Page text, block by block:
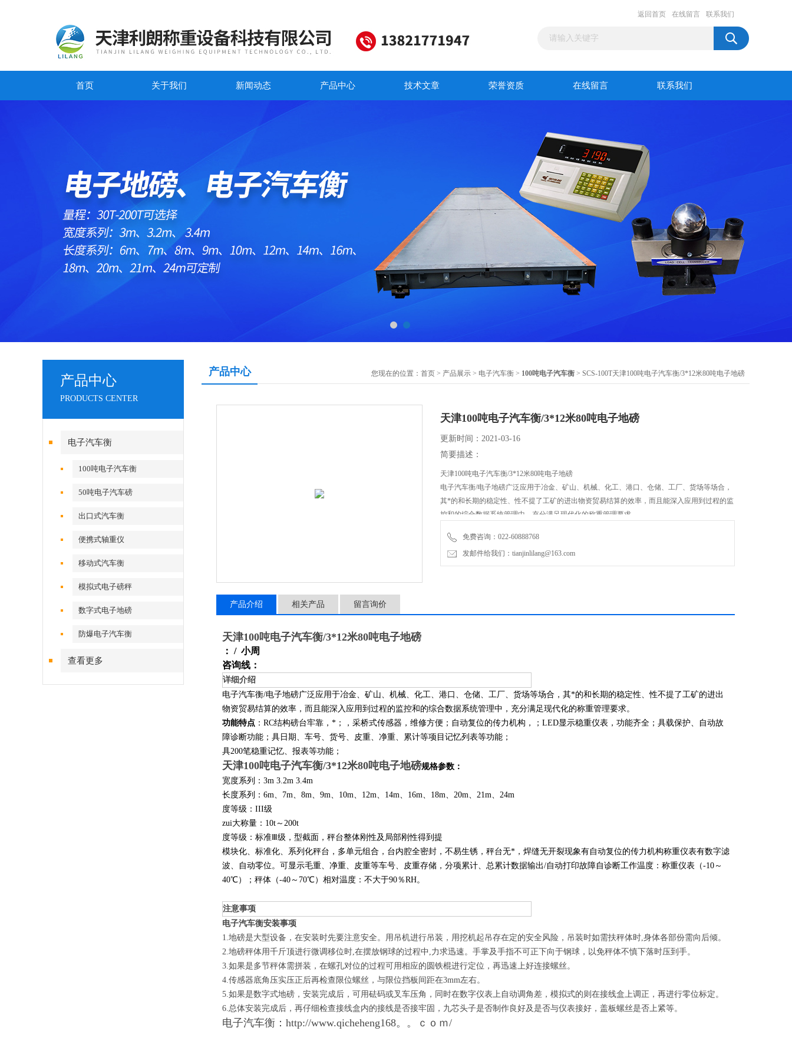
返回首页 在线留言 联系我们
首页 关于我们 新闻动态 产品中心 技术文章 荣誉资质 在线留言 联系我们
产品中心
PRODUCTS CENTER
电子汽车衡
100吨电子汽车衡
50吨电子汽车磅
出口式汽车衡
便携式轴重仪
移动式汽车衡
模拟式电子磅秤
数字式电子地磅
防爆电子汽车衡
查看更多
产品中心 您现在的位置： 首页 > 产品展示 > 电子汽车衡 > 100吨电子汽车衡 > SCS-100T天津100吨电子汽车衡/3*12米80吨电子地磅
天津100吨电子汽车衡/3*12米80吨电子地磅
更新时间：2021-03-16
简要描述：
天津100吨电子汽车衡/3*12米80吨电子地磅
电子汽车衡/电子地磅广泛应用于冶金、矿山、机械、化工、港口、仓储、工厂、货场等场合，
其*的和长期的稳定性、性不提了工矿的进出物资贸易结算的效率，而且能深入应用到过程的监
控和的综合数据系统管理中，充分满足现代化的称重管理要求。
免费咨询：022-60888768
发邮件给我们：tianjinlilang@163.com
产品介绍 相关产品 留言询价
天津100吨电子汽车衡/3*12米80吨电子地磅
： / 小周
咨询线：
详细介绍
电子汽车衡/电子地磅广泛应用于冶金、矿山、机械、化工、港口、仓储、工厂、货场等场合，其*的和长期的稳定性、性不提了工矿的进出
物资贸易结算的效率，而且能深入应用到过程的监控和的综合数据系统管理中，充分满足现代化的称重管理要求。
功能特点 ：RC结构磅台牢靠，*；，采桥式传感器，维修方便；自动复位的传力机构，；LED显示稳重仪表，功能齐全；具载保护、自动故
障诊断功能；具日期、车号、货号、皮重、净重、累计等项目记忆列表等功能；
具200笔稳重记忆、报表等功能；
天津100吨电子汽车衡/3*12米80吨电子地磅规格参数：
宽度系列：3m 3.2m 3.4m
长度系列：6m、7m、8m、9m、10m、12m、14m、16m、18m、20m、21m、24m
度等级：III级
zui大称量：10t～200t
度等级：标准Ⅲ级，型截面，秤台整体刚性及局部刚性得到提
模块化、标准化、系列化秤台，多单元组合，台内腔全密封，不易生锈，秤台无*，焊缝无开裂现象有自动复位的传力机构称重仪表有数字滤
波、自动零位。可显示毛重、净重、皮重等车号、皮重存储，分项累计、总累计数据输出/自动打印故障自诊断工作温度：称重仪表（-10～
40℃）；秤体（-40～70℃）相对温度：不大于90％RH。
注意事项
电子汽车衡安装事项
1.地磅是大型设备，在安装时先要注意安全。用吊机进行吊装，用挖机起吊存在定的安全风险，吊装时如需扶秤体时,身体各部份需向后倾。
2.地磅秤体用千斤顶进行微调移位时,在摆放钢球的过程中,力求迅速。手掌及手指不可正下向于钢球，以免秤体不慎下落时压到手。
3.如果是多节秤体需拼装，在螺孔对位的过程可用相应的圆铁棍进行定位，再迅速上好连接螺丝。
4.传感器底角压实压正后再检查限位螺丝，与限位挡板间距在3mm左右。
5.如果是数字式地磅，安装完成后，可用砝码或叉车压角，同时在数字仪表上自动调角差，模拟式的则在接线盒上调正，再进行零位标定。
6.总体安装完成后，再仔细检查接线盒内的接线是否接牢固，九芯头子是否制作良好及是否与仪表接好，盖板螺丝是否上紧等。
电子汽车衡：http://www.qicheheng168。。ｃｏｍ/